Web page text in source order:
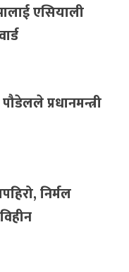
एसियाली
प्रधानमन्त्री
निर्मल